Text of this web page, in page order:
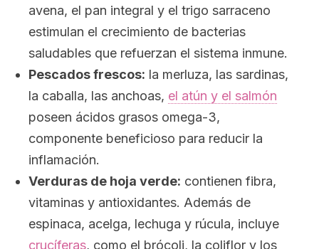
avena, el pan integral y el trigo sarraceno
estimulan el crecimiento de bacterias
saludables que refuerzan el sistema inmune.
Pescados frescos: la merluza, las sardinas,
la caballa, las anchoas, el atún y el salmón
poseen ácidos grasos omega-3,
componente beneficioso para reducir la
inflamación.
Verduras de hoja verde: contienen fibra,
vitaminas y antioxidantes. Además de
espinaca, acelga, lechuga y rúcula, incluye
crucíferas, como el brócoli, la coliflor y los